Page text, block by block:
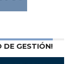
DE GESTIÓN!